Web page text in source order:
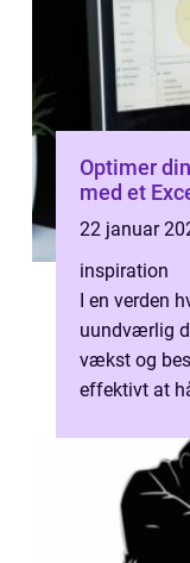
Optimer
med et
22 januar
inspiration
I en verden
uundværlig
vækst og
effektivt at